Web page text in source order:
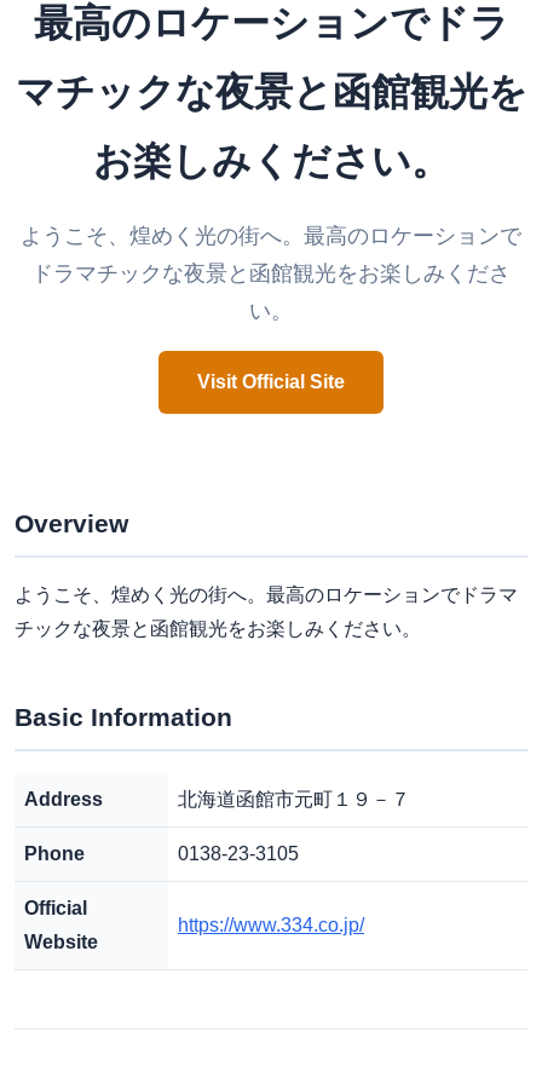
最高のロケーションでドラ
マチックな夜景と函館観光を
お楽しみください。
ようこそ、煌めく光の街へ。最高のロケーションで
ドラマチックな夜景と函館観光をお楽しみくださ
い。
Visit Official Site
Overview
ようこそ、煌めく光の街へ。最高のロケーションでドラマ
チックな夜景と函館観光をお楽しみください。
Basic Information
Address 北海道函館市元町１９－７
Phone 0138-23-3105
Official
Website
https://www.334.co.jp/